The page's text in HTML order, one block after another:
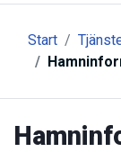
Start